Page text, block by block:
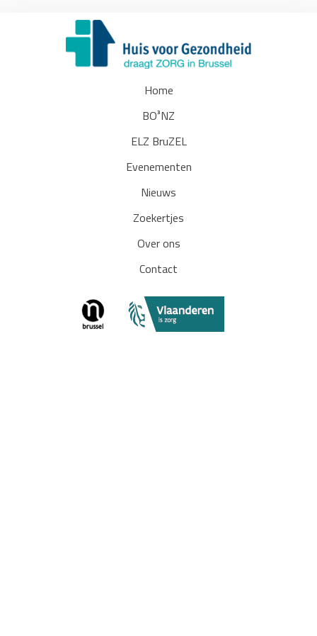
Home
BO³NZ
ELZ BruZEL
Evenementen
Nieuws
Zoekertjes
Over ons
Contact